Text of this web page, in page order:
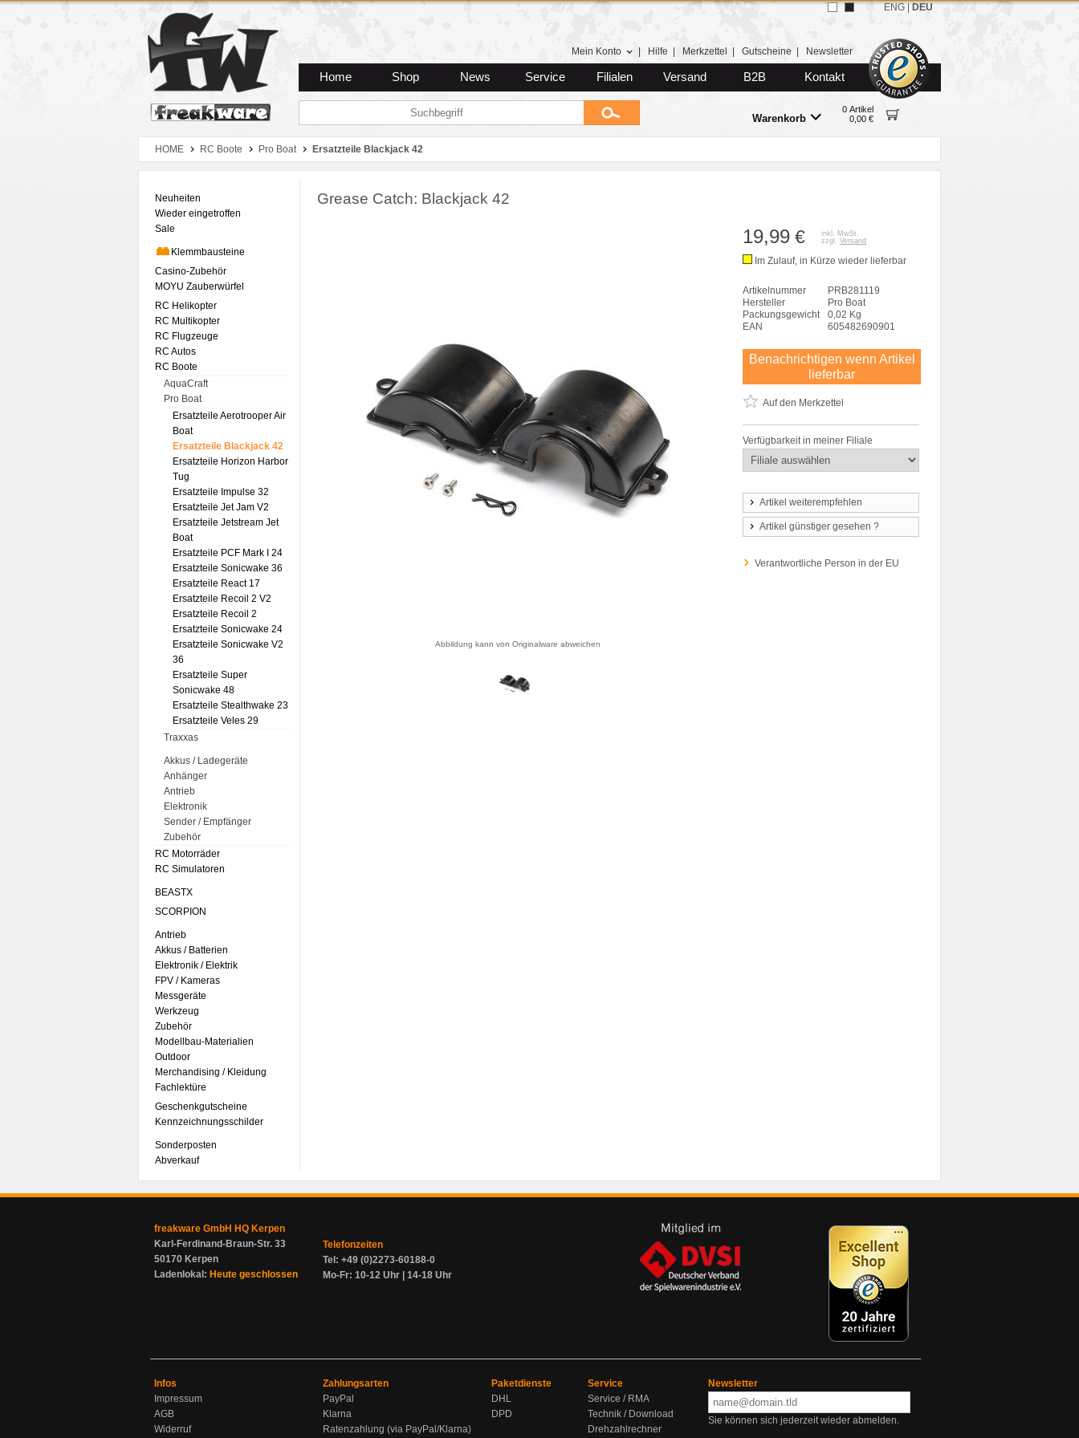
Zum Hauptmenue
Zum Seiteninhalt
Zum Warenkob
Mein Konto Hilfe Merkzettel Gutscheine Newsletter
Home Shop News Service Filialen Versand B2B Kontakt
Warenkorb
0 Artikel
0,00 €
ENG DEU
HOME RC Boote Pro Boat Ersatzteile Blackjack 42
Neuheiten
Wieder eingetroffen
Sale
Klemmbausteine
Casino-Zubehör
MOYU Zauberwürfel
RC Helikopter
RC Multikopter
RC Flugzeuge
RC Autos
RC Boote
AquaCraft
Pro Boat
Ersatzteile Aerotrooper Air
Boat
Ersatzteile Blackjack 42
Ersatzteile Horizon Harbor
Tug
Ersatzteile Impulse 32
Ersatzteile Jet Jam V2
Ersatzteile Jetstream Jet
Boat
Ersatzteile PCF Mark I 24
Ersatzteile Sonicwake 36
Ersatzteile React 17
Ersatzteile Recoil 2 V2
Ersatzteile Recoil 2
Ersatzteile Sonicwake 24
Ersatzteile Sonicwake V2
36
Ersatzteile Super
Sonicwake 48
Ersatzteile Stealthwake 23
Ersatzteile Veles 29
Traxxas
Akkus / Ladegeräte
Anhänger
Antrieb
Elektronik
Sender / Empfänger
Zubehör
RC Motorräder
RC Simulatoren
BEASTX
SCORPION
Antrieb
Akkus / Batterien
Elektronik / Elektrik
FPV / Kameras
Messgeräte
Werkzeug
Zubehör
Modellbau-Materialien
Outdoor
Merchandising / Kleidung
Fachlektüre
Geschenkgutscheine
Kennzeichnungsschilder
Sonderposten
Abverkauf
Grease Catch: Blackjack 42
Abbildung kann von Originalware abweichen
19,99 €
inkl. MwSt.
zzgl. Versand
Im Zulauf, in Kürze wieder lieferbar
Artikelnummer
PRB281119
Hersteller
Pro Boat
Packungsgewicht
0,02 Kg
EAN
605482690901
Benachrichtigen wenn Artikel
lieferbar
Auf den Merkzettel
Verfügbarkeit in meiner Filiale
Artikel weiterempfehlen
Artikel günstiger gesehen ?
Verantwortliche Person in der EU
freakware GmbH HQ Kerpen
Karl-Ferdinand-Braun-Str. 33
50170 Kerpen
Ladenlokal: Heute geschlossen
Telefonzeiten
Tel: +49 (0)2273-60188-0
Mo-Fr: 10-12 Uhr | 14-18 Uhr
Infos
Impressum
AGB
Widerruf
Zahlungsarten
PayPal
Klarna
Ratenzahlung (via PayPal/Klarna)
Paketdienste
DHL
DPD
Service
Service / RMA
Technik / Download
Drehzahlrechner
Newsletter
Sie können sich jederzeit wieder abmelden.